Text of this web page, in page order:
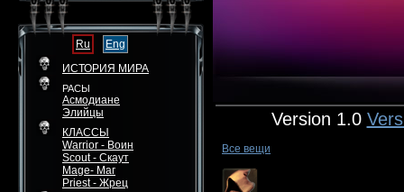
Ru
Eng
ИСТОРИЯ МИРА
РАСЫ
Асмодиане
Элийцы
КЛАССЫ
Warrior - Воин
Scout - Скаут
Mage- Маг
Priest - Жрец
Version 1.0
Все вещи